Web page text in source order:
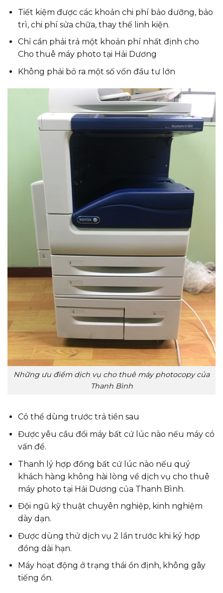
Tiết kiệm được các khoản chi phí bảo dưỡng, bảo
trì, chi phí sửa chữa, thay thế linh kiện.
Chỉ cần phải trả một khoản phí nhất định cho
Cho thuê máy photo tại Hải Dương
Không phải bỏ ra một số vốn đầu tư lớn
Những ưu điểm dịch vụ cho thuê máy photocopy của
Thanh Bình
Có thể dùng trước trả tiền sau
Được yêu cầu đổi máy bất cứ lúc nào nếu máy có
vấn đề.
Thanh lý hợp đồng bất cứ lúc nào nếu quý
khách hàng không hài lòng về dịch vụ cho thuê
máy photo tại Hải Dương của Thanh Bình.
Đội ngũ kỹ thuật chuyên nghiệp, kinh nghiệm
dày dạn.
Được dùng thử dịch vụ 2 lần trước khi ký hợp
đồng dài hạn.
Máy hoạt động ở trạng thái ổn định, không gây
tiếng ồn.